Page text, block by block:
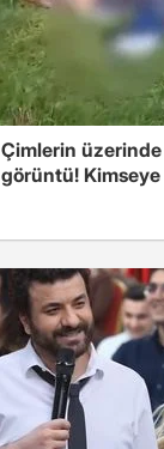
Çimlerin
görüntü! Kimseye